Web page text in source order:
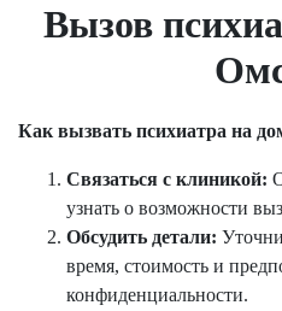
Вызов
Как вызвать психиатра на
Связаться с клиникой:
узнать о возможности
Обсудить детали:
время, стоимость и
конфиденциальности.